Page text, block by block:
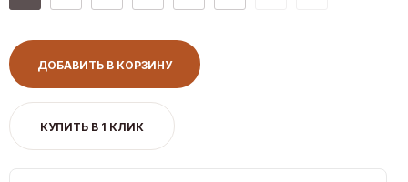
ДОБАВИТЬ В КОРЗИНУ
КУПИТЬ В 1 КЛИК